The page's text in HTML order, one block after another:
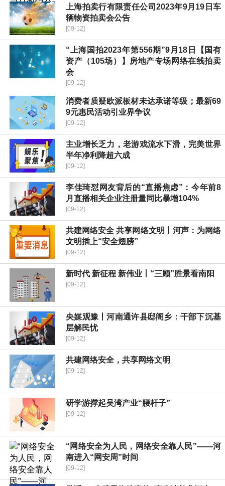
上海拍卖行有限责任公司2023年9月19日车
辆物资拍卖会公告
[09-12]
“上海国拍2023年第556期”9月18日【国有
资产（105场）】房地产专场网络在线拍卖
会
[09-12]
消费者质疑欧派板材未达承诺等级；最新69
9元惠民活动引业界争议
[09-12]
主业增长乏力，老游戏流水下滑，完美世界
半年净利降超六成
[09-12]
李佳琦怼网友背后的“直播焦虑”：今年前8
月直播相关企业注册量同比暴增104%
[09-12]
共建网络安全 共享网络文明丨河声：为网络
文明插上“安全翅膀”
[09-12]
新时代 新征程 新伟业丨“三顾”胜景看南阳
[09-12]
央媒观豫丨河南通许县邸阁乡：干部下沉基
层解民忧
[09-12]
共建网络安全，共享网络文明
[09-12]
研学游撑起吴湾产业“腰杆子”
[09-12]
“网络安全为人民，网络安全靠人民”——河
南进入“网安周”时间
[09-12]